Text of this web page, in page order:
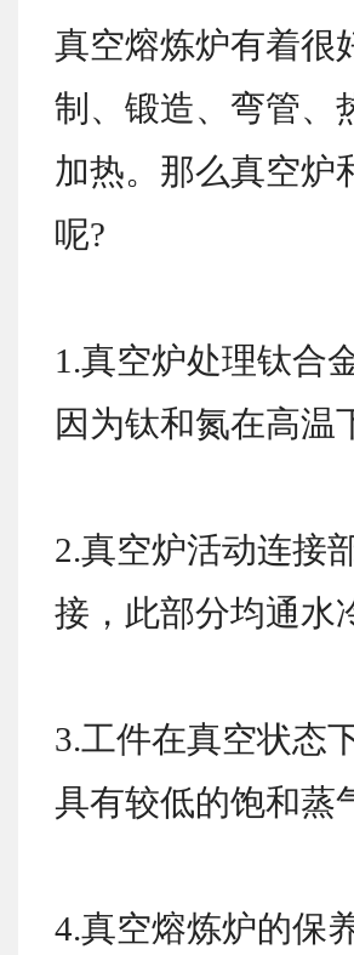
真空熔炼炉有着很
制、锻造、弯管、
加热。那么真空炉
呢?
1.真空炉处理钛合
因为钛和氮在高温
2.真空炉活动连接
接，此部分均通水
3.工件在真空状态
具有较低的饱和蒸
4.真空熔炼炉的保